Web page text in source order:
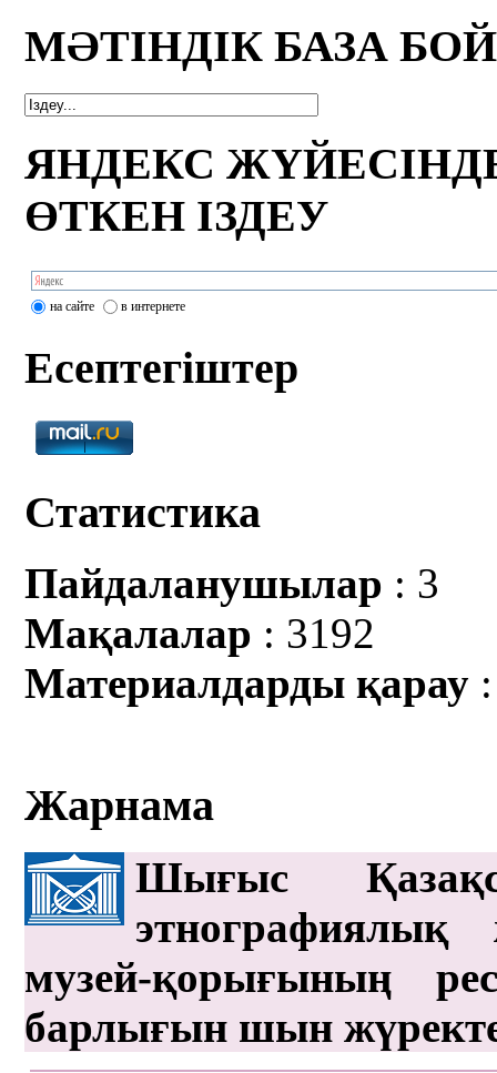
МӘТІНДІК БАЗА
ЯНДЕКС
ӨТКЕН ІЗДЕУ
на сайте в интернете
Есептегіштер
Статистика
Пайдаланушылар : 3
Мақалалар : 3192
Материалдарды қарау
Жарнама
Шығыс
этнографиялық
музей-қорығының
барлығын шын